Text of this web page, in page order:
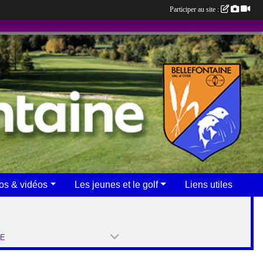
& vidéos Les jeunes et le golf Liens utiles
Participer au site :